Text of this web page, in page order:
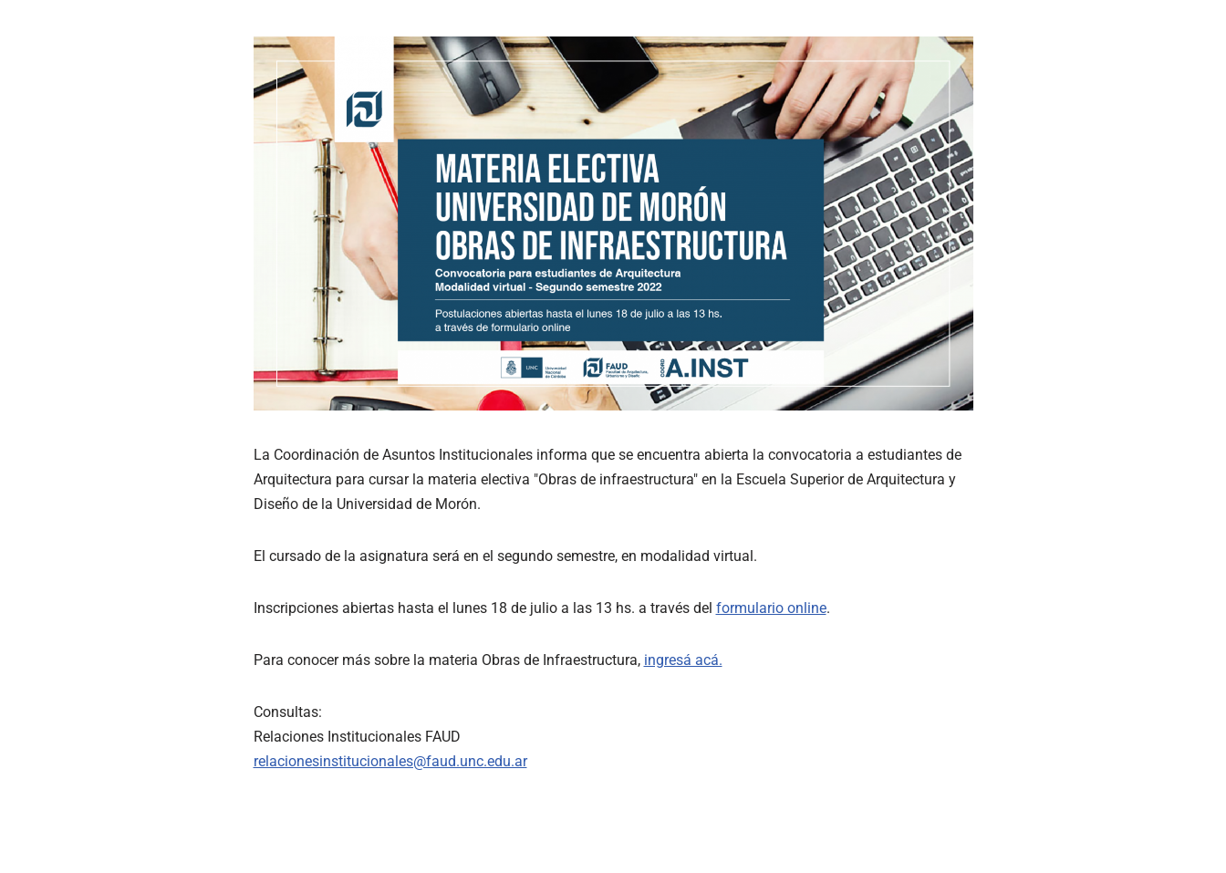
La Coordinación de Asuntos Institucionales informa que se encuentra abierta la convocatoria a estudiantes de
Arquitectura para cursar la materia electiva "Obras de infraestructura" en la Escuela Superior de Arquitectura y
Diseño de la Universidad de Morón.
El cursado de la asignatura será en el segundo semestre, en modalidad virtual.
Inscripciones abiertas hasta el lunes 18 de julio a las 13 hs. a través del formulario online.
Para conocer más sobre la materia Obras de Infraestructura, ingresá acá.
Consultas:
Relaciones Institucionales FAUD
relacionesinstitucionales@faud.unc.edu.ar